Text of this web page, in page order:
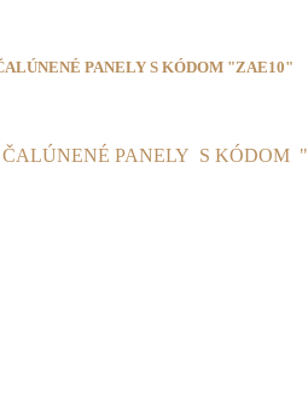
PANELY S KÓDOM "ZAE10"
PANELY S KÓDOM "